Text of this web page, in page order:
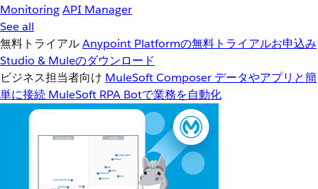
MonitoringAPI Manager
See all
無料トライアルAnypoint Platformの無料トライアルお申込み
Studio & Muleのダウンロード
ビジネス担当者向け MuleSoft Composer データやアプリと簡
単に接続 MuleSoft RPA Botで業務を自動化